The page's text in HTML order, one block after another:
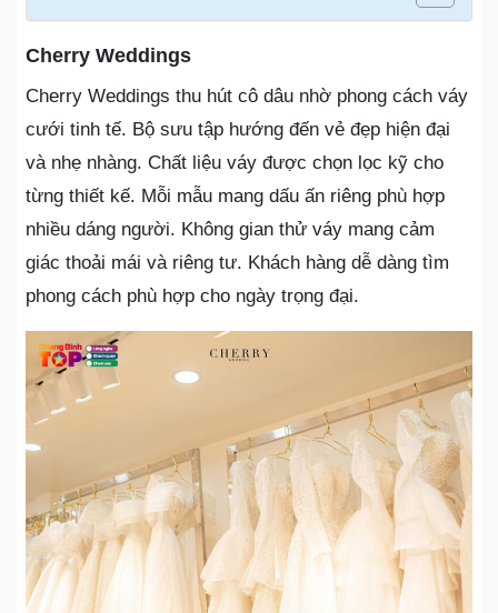
Cherry Weddings
Cherry Weddings thu hút cô dâu nhờ phong cách váy
cưới tinh tế. Bộ sưu tập hướng đến vẻ đẹp hiện đại
và nhẹ nhàng. Chất liệu váy được chọn lọc kỹ cho
từng thiết kế. Mỗi mẫu mang dấu ấn riêng phù hợp
nhiều dáng người. Không gian thử váy mang cảm
giác thoải mái và riêng tư. Khách hàng dễ dàng tìm
phong cách phù hợp cho ngày trọng đại.